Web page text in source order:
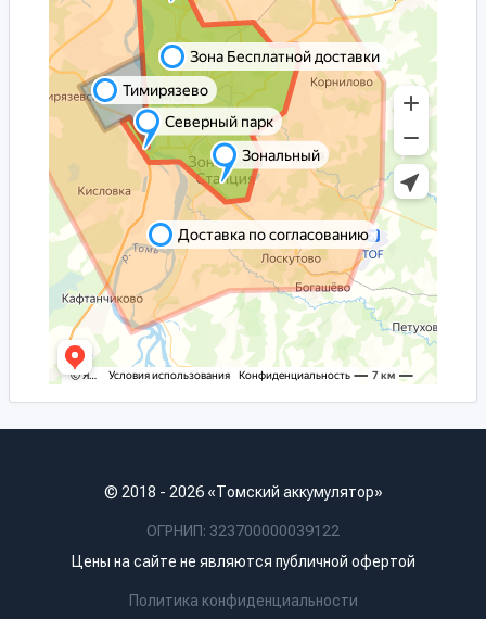
© 2018 - 2026 «Томский аккумулятор»
ОГРНИП: 323700000039122
Цены на сайте не являются публичной офертой
Политика конфиденциальности